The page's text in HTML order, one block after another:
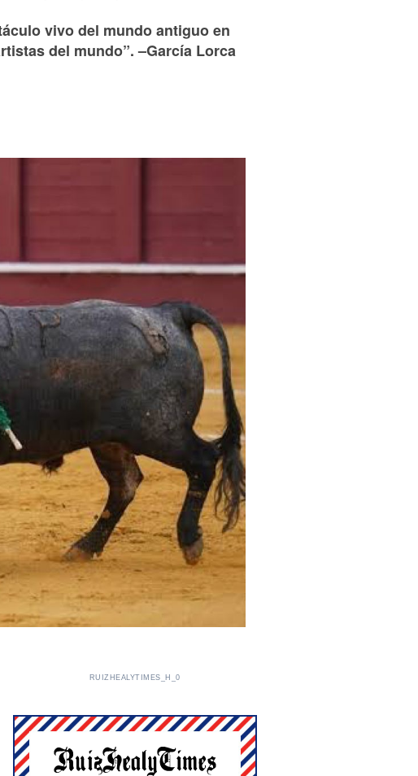
vivo del mundo antiguo en
del mundo”. –García Lorca
RUIZHEALYTIMES_H_0